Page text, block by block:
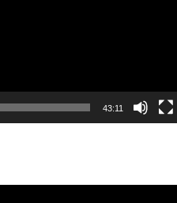
43:11